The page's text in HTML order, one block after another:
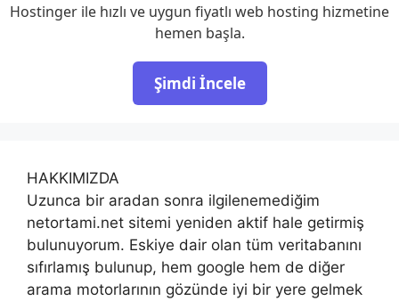
Hostinger ile hızlı ve uygun fiyatlı web hosting hizmetine
hemen başla.
Şimdi İncele
HAKKIMIZDA
Uzunca bir aradan sonra ilgilenemediğim
netortami.net sitemi yeniden aktif hale getirmiş
bulunuyorum. Eskiye dair olan tüm veritabanını
sıfırlamış bulunup, hem google hem de diğer
arama motorlarının gözünde iyi bir yere gelmek